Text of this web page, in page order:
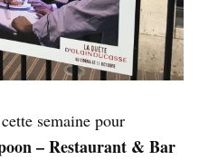
semaine pour
– Restaurant & Bar